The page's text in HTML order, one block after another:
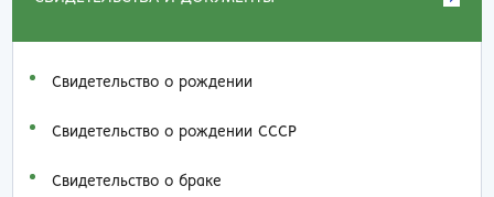
Свидетельство о рождении
Свидетельство о рождении СССР
Свидетельство о браке